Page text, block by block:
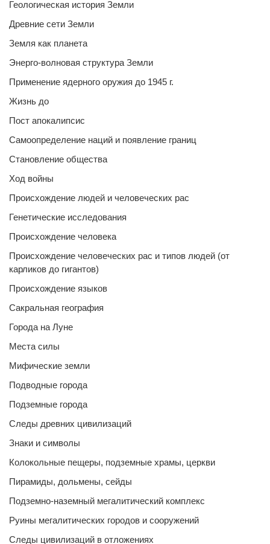
Геологическая история Земли
Древние сети Земли
Земля как планета
Энерго-волновая структура Земли
Применение ядерного оружия до 1945 г.
Жизнь до
Пост апокалипсис
Самоопределение наций и появление границ
Становление общества
Ход войны
Происхождение людей и человеческих рас
Генетические исследования
Происхождение человека
Происхождение человеческих рас и типов людей (от
карликов до гигантов)
Происхождение языков
Сакральная география
Города на Луне
Места силы
Мифические земли
Подводные города
Подземные города
Следы древних цивилизаций
Знаки и символы
Колокольные пещеры, подземные храмы, церкви
Пирамиды, дольмены, сейды
Подземно-наземный мегалитический комплекс
Руины мегалитических городов и сооружений
Следы цивилизаций в отложениях